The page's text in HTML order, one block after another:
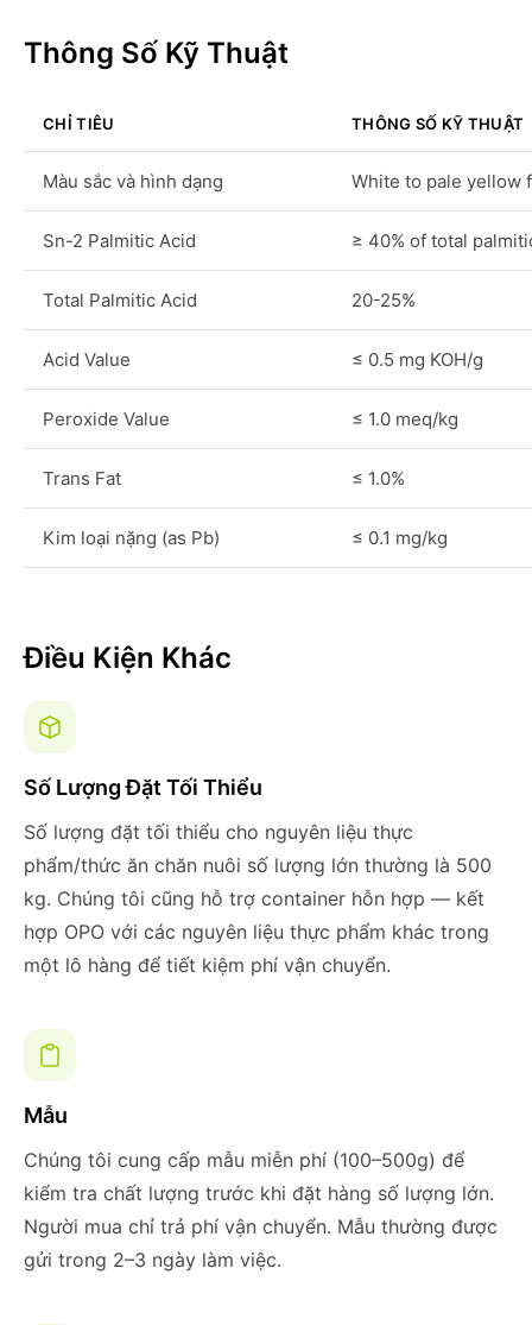
Thông Số Kỹ Thuật
CHỈ TIÊU THÔNG SỐ KỸ THUẬT
Màu sắc và hình dạng White to pale yellow
Sn-2 Palmitic Acid ≥ 40% of total
Total Palmitic Acid 20-25%
Acid Value ≤ 0.5 mg KOH/g
Peroxide Value ≤ 1.0 meq/kg
Trans Fat ≤ 1.0%
Kim loại nặng (as Pb) ≤ 0.1 mg/kg
Điều Kiện Khác
Số Lượng Đặt Tối Thiểu
Số lượng đặt tối thiểu cho nguyên liệu thực
phẩm/thức ăn chăn nuôi số lượng lớn thường là 500
kg. Chúng tôi cũng hỗ trợ container hỗn hợp — kết
hợp OPO với các nguyên liệu thực phẩm khác trong
một lô hàng để tiết kiệm phí vận chuyển.
Mẫu
Chúng tôi cung cấp mẫu miễn phí (100–500g) để
kiểm tra chất lượng trước khi đặt hàng số lượng lớn.
Người mua chỉ trả phí vận chuyển. Mẫu thường được
gửi trong 2–3 ngày làm việc.